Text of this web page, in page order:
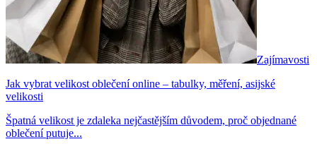
Zajímavosti
Jak vybrat velikost oblečení online – tabulky, měření, asijské
velikosti
Špatná velikost je zdaleka nejčastějším důvodem, proč objednané
oblečení putuje...